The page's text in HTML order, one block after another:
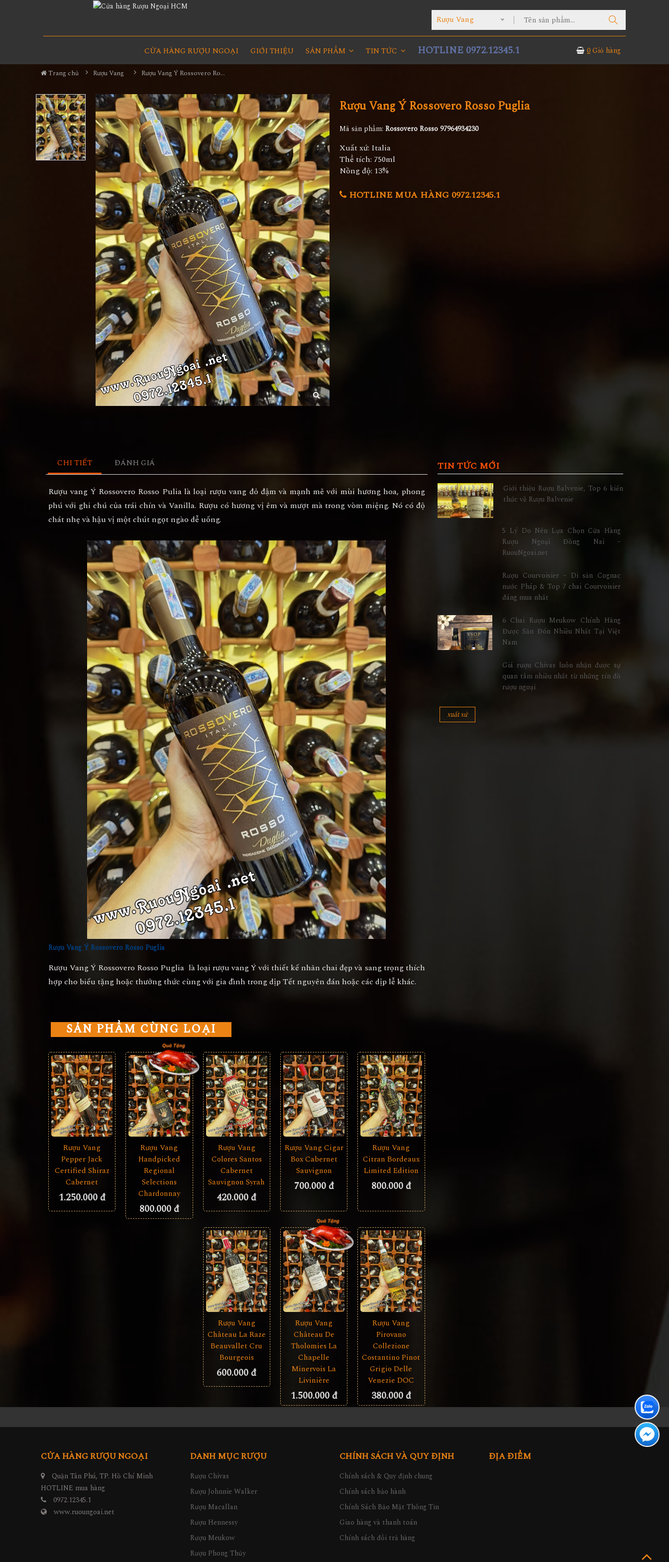
Rượu Vang
CỬA HÀNG RƯỢU NGOẠI GIỚI THIỆU SẢN PHẨM TIN TỨC HOTLINE 0972.12345.1 0Giỏ hàng
Trang chủ Rượu Vang Rượu Vang Ý Rossovero Rosso Puglia
Rượu Vang Ý Rossovero Rosso Puglia
Mã sản phẩm: Rossovero Rosso 97964934230
Xuất xứ: Italia
Thể tích: 750ml
Nồng độ: 13%
HOTLINE MUA HÀNG 0972.12345.1
CHI TIẾT ĐÁNH GIÁ
Rượu vang Ý Rossovero Rosso Pulialà loại rượu vang đỏ đậm và mạnh mẽ với mùi hương hoa, phong
phú với ghi chú của trái chín và Vanilla. Rượu có hương vị êm và mượt mà trong vòm miệng. Nó có độ
chát nhẹ và hậu vị một chút ngọt ngào dễ uống.
Rượu Vang Ý Rossovero Rosso Puglia
Rượu Vang Ý Rossovero Rosso Puglia là loại rượu vang Ý với thiết kế nhãn chai đẹp và sang trọng thích
hợp cho biếu tặng hoặc thưởng thức cùng với gia đình trong dịp Tết nguyên đán hoặc các dịp lễ khác.
SẢN PHẨM CÙNG LOẠI
Rượu Vang
Pepper Jack
Certified Shiraz
Cabernet
1.250.000 đ
Rượu Vang
Handpicked
Regional
Selections
Chardonnay
800.000 đ
Rượu Vang
Colores Santos
Cabernet
Sauvignon Syrah
420.000 đ
Rượu Vang Cigar
Box Cabernet
Sauvignon
700.000 đ
Rượu Vang
Citran Bordeaux
Limited Edition
800.000 đ
Rượu Vang
Château La Raze
Beauvallet Cru
Bourgeois
600.000 đ
Rượu Vang
Château De
Tholomies La
Chapelle
Minervois La
Livinière
1.500.000 đ
Rượu Vang
Pirovano
Collezione
Costantino Pinot
Grigio Delle
Venezie DOC
380.000 đ
TIN TỨC MỚI
Giới thiệu Rượu Balvenie, Top 6 kiến
thức về Rượu Balvenie
5 Lý Do Nên Lựa Chọn Cửa Hàng
Rượu Ngoại Đồng Nai –
RuouNgoai.net
Rượu Courvoisier – Di sản Cognac
nước Pháp & Top 7 chai Courvoisier
đáng mua nhất
6 Chai Rượu Meukow Chính Hãng
Được Săn Đón Nhiều Nhất Tại Việt
Nam
Giá rượu Chivas luôn nhận được sự
quan tâm nhiều nhất từ những tín đồ
rượu ngoại
xuất xứ
CỬA HÀNG RƯỢU NGOẠI
Quận Tân Phú, TP. Hồ Chí Minh
HOTLINE mua hàng
0972.12345.1
www.ruoungoai.net
DANH MỤC RƯỢU
Rượu Chivas
Rượu Johnnie Walker
Rượu Macallan
Rượu Hennessy
Rượu Meukow
Rượu Phong Thủy
CHÍNH SÁCH VÀ QUY ĐỊNH
Chính sách & Quy định chung
Chính sách bảo hành
Chính Sách Bảo Mật Thông Tin
Giao hàng và thanh toán
Chính sách đổi trả hàng
ĐỊA ĐIỂM